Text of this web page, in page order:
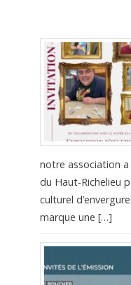
notre association
du Haut-Richelieu
culturel
marque une […]